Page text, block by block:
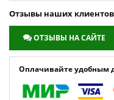
Отзывы наших
ОТЗЫВЫ НА САЙТЕ
Оплачивайте удобным